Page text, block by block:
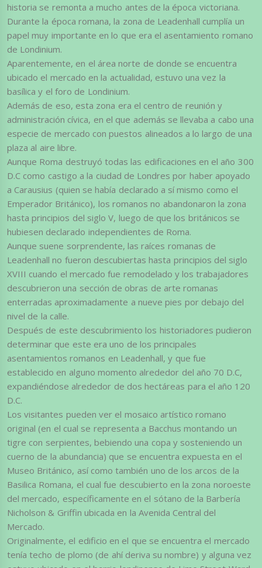
historia se remonta a mucho antes de la época victoriana.
Durante la época romana, la zona de Leadenhall cumplía un
papel muy importante en lo que era el asentamiento romano
de Londinium.
Aparentemente, en el área norte de donde se encuentra
ubicado el mercado en la actualidad, estuvo una vez la
basílica y el foro de Londinium.
Además de eso, esta zona era el centro de reunión y
administración cívica, en el que además se llevaba a cabo una
especie de mercado con puestos alineados a lo largo de una
plaza al aire libre.
Aunque Roma destruyó todas las edificaciones en el año 300
D.C como castigo a la ciudad de Londres por haber apoyado
a Carausius (quien se había declarado a sí mismo como el
Emperador Británico), los romanos no abandonaron la zona
hasta principios del siglo V, luego de que los británicos se
hubiesen declarado independientes de Roma.
Aunque suene sorprendente, las raíces romanas de
Leadenhall no fueron descubiertas hasta principios del siglo
XVIII cuando el mercado fue remodelado y los trabajadores
descubrieron una sección de obras de arte romanas
enterradas aproximadamente a nueve pies por debajo del
nivel de la calle.
Después de este descubrimiento los historiadores pudieron
determinar que este era uno de los principales
asentamientos romanos en Leadenhall, y que fue
establecido en alguno momento alrededor del año 70 D.C,
expandiéndose alrededor de dos hectáreas para el año 120
D.C.
Los visitantes pueden ver el mosaico artístico romano
original (en el cual se representa a Bacchus montando un
tigre con serpientes, bebiendo una copa y sosteniendo un
cuerno de la abundancia) que se encuentra expuesta en el
Museo Británico, así como también uno de los arcos de la
Basilica Romana, el cual fue descubierto en la zona noroeste
del mercado, específicamente en el sótano de la Barbería
Nicholson & Griffin ubicada en la Avenida Central del
Mercado.
Originalmente, el edificio en el que se encuentra el mercado
tenía techo de plomo (de ahí deriva su nombre) y alguna vez